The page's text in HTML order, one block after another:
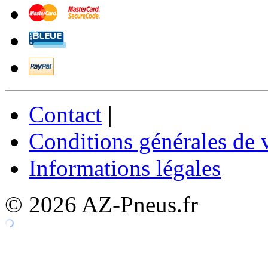
Contact |
Conditions générales de
Informations légales
© 2026 AZ-Pneus.fr